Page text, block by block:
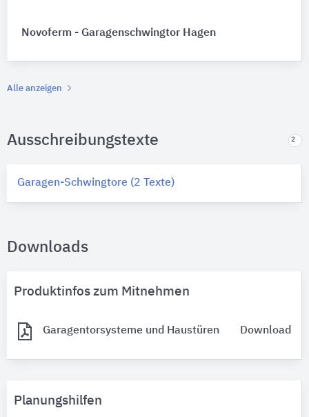
Novoferm - Garagenschwingtor Hagen
Alle anzeigen
Ausschreibungstexte 2
Garagen-Schwingtore (2 Texte)
Downloads
Produktinfos zum Mitnehmen
Garagentorsysteme und Haustüren Download
Planungshilfen